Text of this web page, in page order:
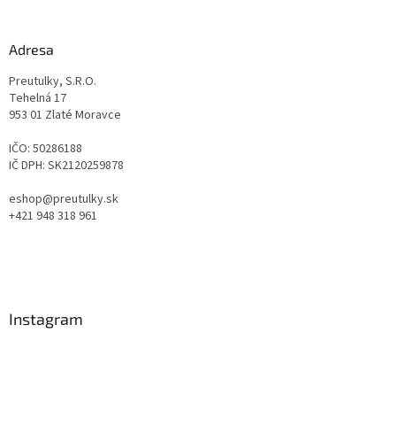
Adresa
Preutulky, S.R.O.
Tehelná 17
953 01 Zlaté Moravce
IČO: 50286188
IČ DPH: SK2120259878
eshop@preutulky.sk
+421 948 318 961
Instagram